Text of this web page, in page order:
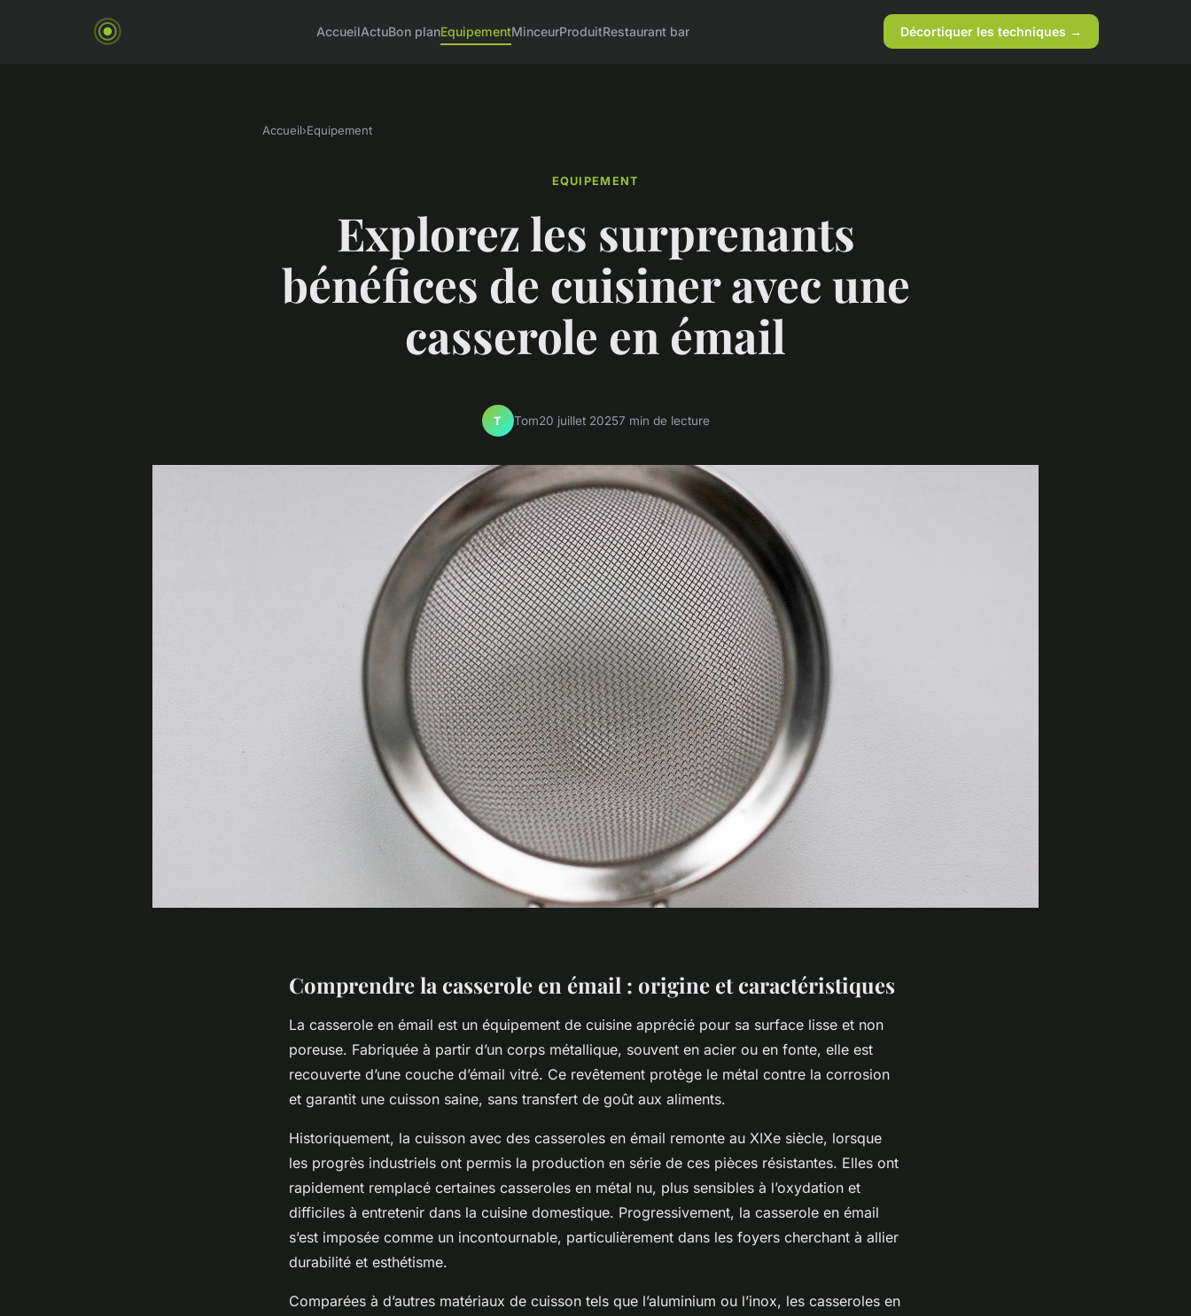
AccueilActuBon planEquipementMinceurProduitRestaurant bar Décortiquer les techniques →
Accueil›Equipement
EQUIPEMENT
Explorez les surprenants
bénéfices de cuisiner avec une
casserole en émail
T Tom20 juillet 20257 min de lecture
Comprendre la casserole en émail : origine et caractéristiques
La casserole en émail est un équipement de cuisine apprécié pour sa surface lisse et non
poreuse. Fabriquée à partir d’un corps métallique, souvent en acier ou en fonte, elle est
recouverte d’une couche d’émail vitré. Ce revêtement protège le métal contre la corrosion
et garantit une cuisson saine, sans transfert de goût aux aliments.
Historiquement, la cuisson avec des casseroles en émail remonte au XIXe siècle, lorsque
les progrès industriels ont permis la production en série de ces pièces résistantes. Elles ont
rapidement remplacé certaines casseroles en métal nu, plus sensibles à l’oxydation et
difficiles à entretenir dans la cuisine domestique. Progressivement, la casserole en émail
s’est imposée comme un incontournable, particulièrement dans les foyers cherchant à allier
durabilité et esthétisme.
Comparées à d’autres matériaux de cuisson tels que l’aluminium ou l’inox, les casseroles en